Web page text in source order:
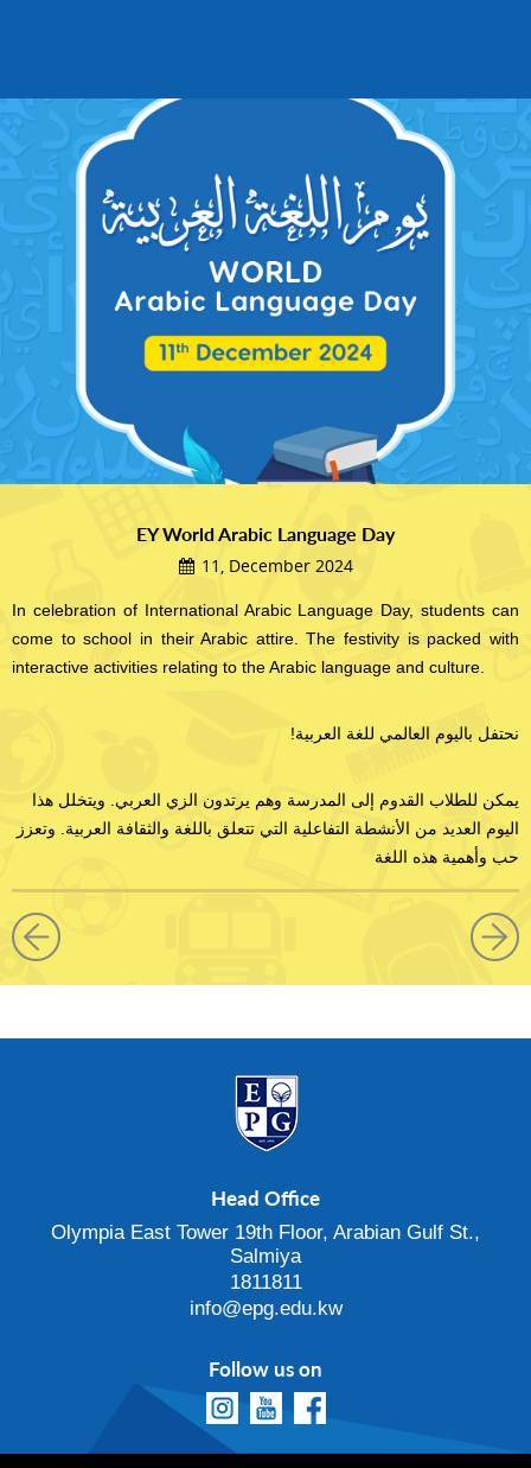
EY World Arabic Language Day
11, December 2024
In celebration of International Arabic Language Day, students can
come to school in their Arabic attire. The festivity is packed with
interactive activities relating to the Arabic language and culture.
!نحتفل باليوم العالمي للغة العربية
يمكن للطلاب القدوم إلى المدرسة وهم يرتدون الزي العربي. ويتخلل هذا
اليوم العديد من الأنشطة التفاعلية التي تتعلق باللغة والثقافة العربية. وتعزز
حب وأهمية هذه اللغة
Head Office
Olympia East Tower 19th Floor, Arabian Gulf St.,
Salmiya
1811811
info@epg.edu.kw
Follow us on